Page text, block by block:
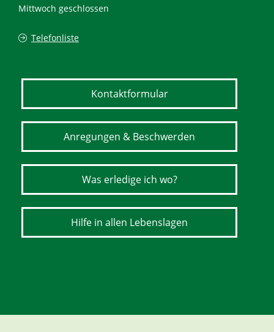
Mittwoch geschlossen
Telefonliste
Kontaktformular
Anregungen & Beschwerden
Was erledige ich wo?
Hilfe in allen Lebenslagen